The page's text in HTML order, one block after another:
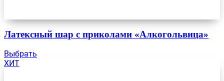
Латексный шар с приколами «Алкогольвица»
Выбрать
ХИТ